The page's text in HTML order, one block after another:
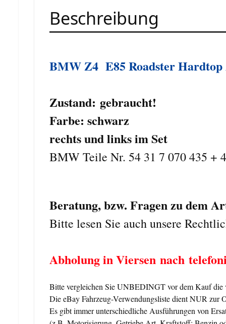
Beschreibung
BMW Z4 E85 Roadster Hardtop
Zustand: gebraucht!
Farbe: schwarz
rechts und links im Set
BMW Teile Nr. 54 31 7 070 435 +
Beratung, bzw. Fragen zu dem
Bitte lesen Sie auch unsere
Abholung in Viersen nach
Bitte vergleichen Sie UNBEDINGT vor dem Kauf die
Die eBay Fahrzeug-Verwendungsliste dient NUR
Es gibt immer unterschiedliche Ausführungen von